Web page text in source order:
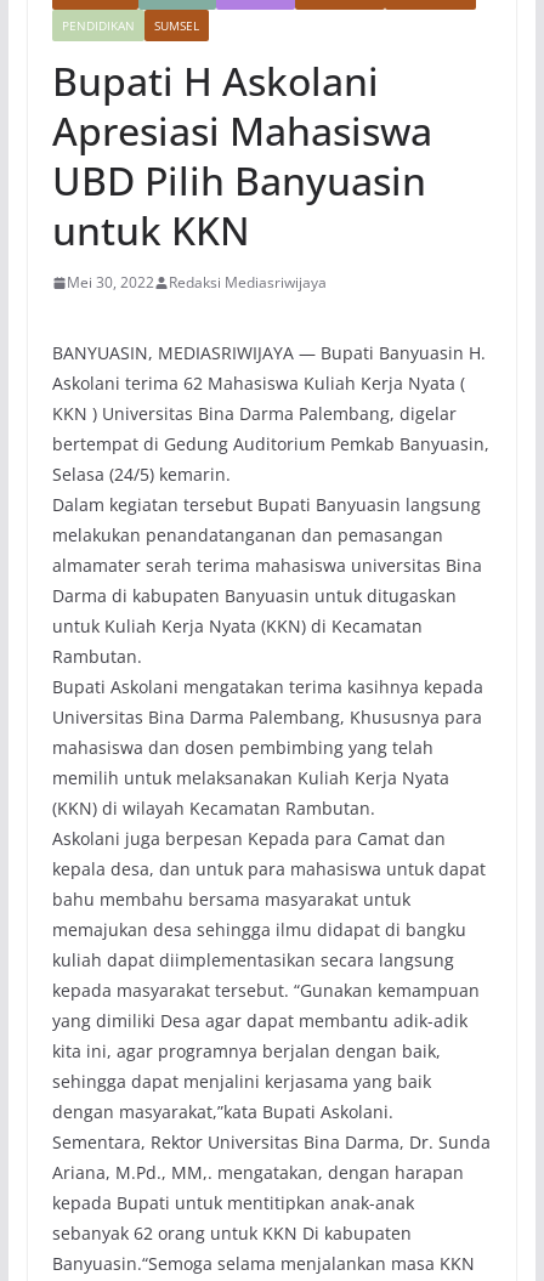
PENDIDIKAN
SUMSEL
Bupati H Askolani
Apresiasi Mahasiswa
UBD Pilih Banyuasin
untuk KKN
Mei 30, 2022 Redaksi Mediasriwijaya
BANYUASIN, MEDIASRIWIJAYA — Bupati Banyuasin H.
Askolani terima 62 Mahasiswa Kuliah Kerja Nyata (
KKN ) Universitas Bina Darma Palembang, digelar
bertempat di Gedung Auditorium Pemkab Banyuasin,
Selasa (24/5) kemarin.
Dalam kegiatan tersebut Bupati Banyuasin langsung
melakukan penandatanganan dan pemasangan
almamater serah terima mahasiswa universitas Bina
Darma di kabupaten Banyuasin untuk ditugaskan
untuk Kuliah Kerja Nyata (KKN) di Kecamatan
Rambutan.
Bupati Askolani mengatakan terima kasihnya kepada
Universitas Bina Darma Palembang, Khususnya para
mahasiswa dan dosen pembimbing yang telah
memilih untuk melaksanakan Kuliah Kerja Nyata
(KKN) di wilayah Kecamatan Rambutan.
Askolani juga berpesan Kepada para Camat dan
kepala desa, dan untuk para mahasiswa untuk dapat
bahu membahu bersama masyarakat untuk
memajukan desa sehingga ilmu didapat di bangku
kuliah dapat diimplementasikan secara langsung
kepada masyarakat tersebut. “Gunakan kemampuan
yang dimiliki Desa agar dapat membantu adik-adik
kita ini, agar programnya berjalan dengan baik,
sehingga dapat menjalini kerjasama yang baik
dengan masyarakat,”kata Bupati Askolani.
Sementara, Rektor Universitas Bina Darma, Dr. Sunda
Ariana, M.Pd., MM,. mengatakan, dengan harapan
kepada Bupati untuk mentitipkan anak-anak
sebanyak 62 orang untuk KKN Di kabupaten
Banyuasin.“Semoga selama menjalankan masa KKN